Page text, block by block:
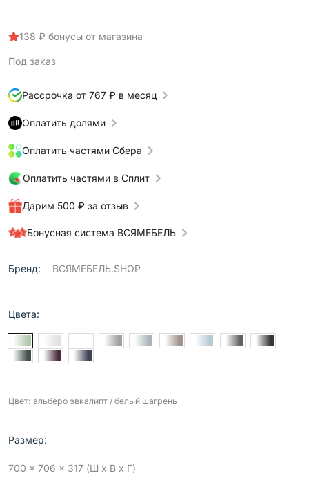
138 ₽ бонусы от магазина
Под заказ
Рассрочка от 767 ₽ в месяц
Оплатить долями
Оплатить частями Сбера
Оплатить частями в Сплит
Дарим 500 ₽ за отзыв
Бонусная система ВСЯМЕБЕЛЬ
Бренд: ВСЯМЕБЕЛЬ.SHOP
Цвета:
Цвет: альберо эвкалипт / белый шагрень
Размер:
700 x 706 x 317 (Ш x В x Г)